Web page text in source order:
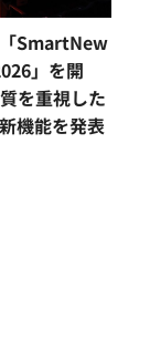
SmartNew
」を開
を重視した
機能を発表